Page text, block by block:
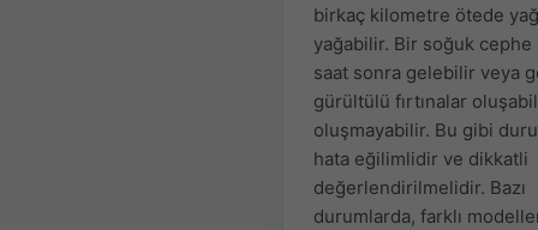
birkaç kilometre ötede
yağabilir. Bir soğuk cephe
saat sonra gelebilir veya
gürültülü fırtınalar
oluşmayabilir. Bu gibi
hata eğilimlidir ve dikkatli
değerlendirilmelidir. Bazı
durumlarda, farklı